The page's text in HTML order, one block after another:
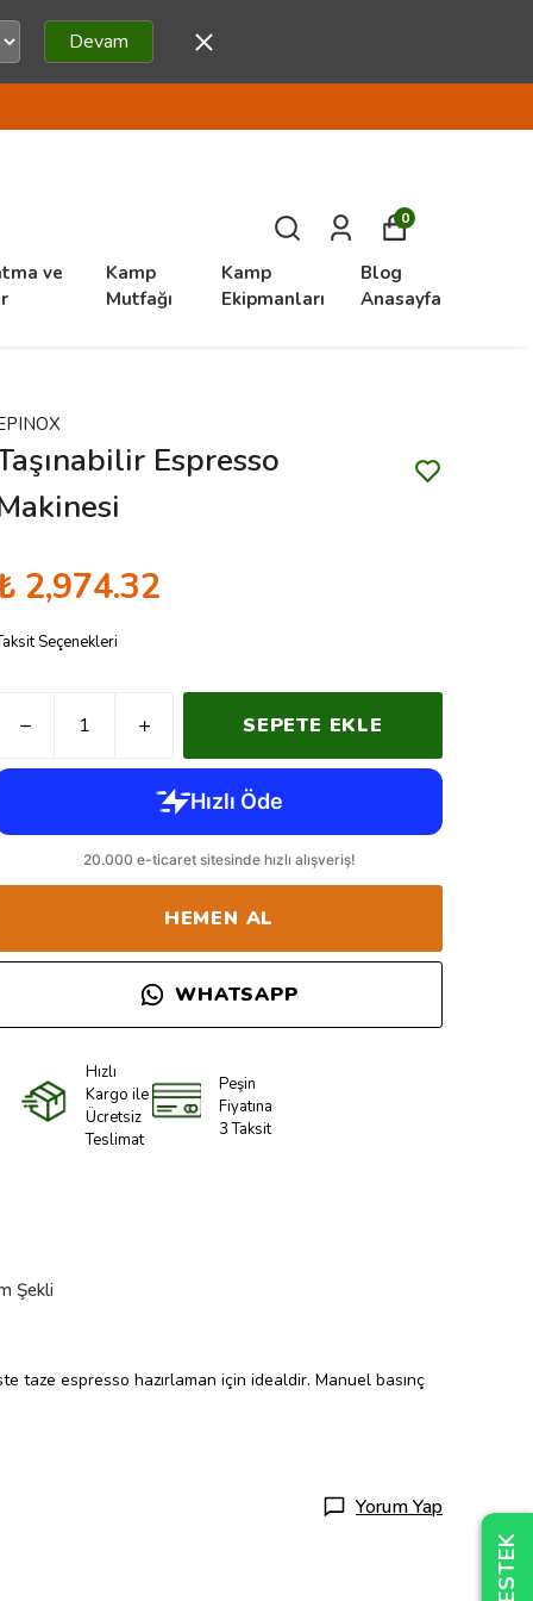
Devam
ve
Kamp
Mutfağı
Kamp
Ekipmanları
Blog
Anasayfa
0
Espresso
2,974.32
Seçenekleri
SEPETE EKLE
HEMEN AL
WHATSAPP
Hızlı
Kargo ile
Ücretsiz
Teslimat
Peşin
Fiyatına
3 Taksit
Şekli
taze espresso hazırlaman için idealdir. Manuel basınç
Yorum Yap